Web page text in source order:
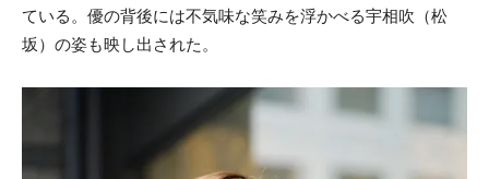
ている。優の背後には不気味な笑みを浮かべる宇相吹（松
坂）の姿も映し出された。